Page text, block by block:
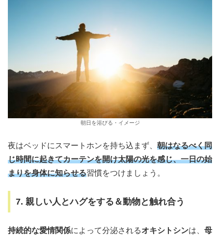
朝日を浴びる・イメージ
夜はベッドにスマートホンを持ち込まず、 朝はなるべく同
じ時間に起きてカーテンを開け太陽の光を感じ、一日の始
まりを身体に知らせる習慣をつけましょう。
7. 親しい人とハグをする＆動物と触れ合う
持続的な愛情関係によって分泌されるオキシトシンは、 母